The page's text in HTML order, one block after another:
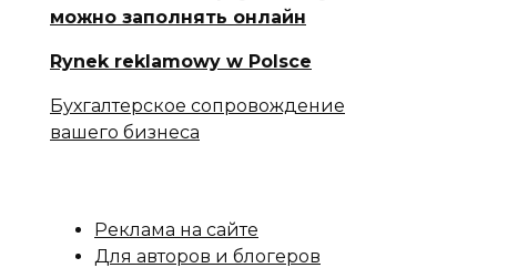
можно заполнять онлайн
Rynek reklamowy w Polsce
Бухгалтерское сопровождение
вашего бизнеса
Реклама на сайте
Для авторов и блогеров